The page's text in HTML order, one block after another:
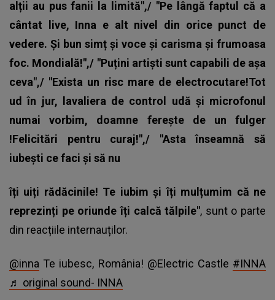
alții au pus fanii la limită",/ "Pe lângă faptul că a
cântat live, Inna e alt nivel din orice punct de
vedere. Și bun simț și voce și carisma și frumoasa
foc. Mondială!",/ "Puțini artiști sunt capabili de așa
ceva",/ "Exista un risc mare de electrocutare!Tot
ud în jur, lavaliera de control udă și microfonul
numai vorbim, doamne ferește de un fulger
!Felicitări pentru curaj!",/ "Asta înseamnă să
iubești ce faci și să nu
îți uiți rădăcinile! Te iubim și îți mulțumim că ne
reprezinți pe oriunde îți calcă tălpile", sunt o parte
din reacțiile internauților.
@inna Te iubesc, România! @Electric Castle #INNA
♬ original sound- INNA